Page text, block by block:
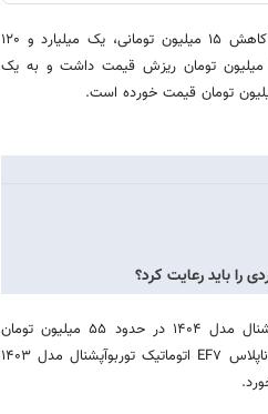
با کاهش ۱۵ میلیون تومانی، یک میلیارد و ۱۲۰
میلیون تومان قیمت خورد. قیمت تارا اتوماتیک V۲ مدل ۱۴۰۳ نیز ۱۰ میلیون تومان ریزش قیمت داشت و به یک
را باید رعایت کرد؟
گزارش‌ها از بازار خودرو نشان می‌دهد دناپلاس EF۷ اتوماتیک توربوآپشنال مدل ۱۴۰۴ در حدود ۵۵ میلیون تومان
کاهش قیمت داشت و یک میلیارد و ۱۷۰ میلیون تومان قیمت خورد. دناپلاس EF۷ اتوماتیک توربوآپشنال مدل ۱۴۰۳